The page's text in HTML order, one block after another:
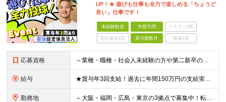
UP！★ 遊びも仕事も全力で楽しめる「ちょうど
良い」仕事です！
未経験歓迎 学歴不問 ベテランOK
完全週休2日 賞与複数月 面接1回
応募資格 ～業種・職種・社会人未経験の方や第二新卒の方も歓迎！～ ■学歴不問 ■35歳以下※若年層の長期キャリア形成を図るため ＼意欲重視の人物採用！ こんな方をお待ちしています／ ■チームでやり遂げる仕事が
給与 ★賞与年3回支給！過去に年間150万円の支給実績あり ■大阪・広島：月給23万3000円～35万円（固定残業代／月4万2000円～5万5000円含む） └試用期間中：月給22万5000円～（固定残業
勤務地 ～大阪・福岡・広島・東京の3拠点で募集中！転勤なし～ ※希望・住まいを考慮して決定します ■大阪支店 大阪府大阪市中央区瓦町3-3-16OWL瓦町ビル4Ｆ ■福岡本社 福岡県福岡市博多区博多駅東2